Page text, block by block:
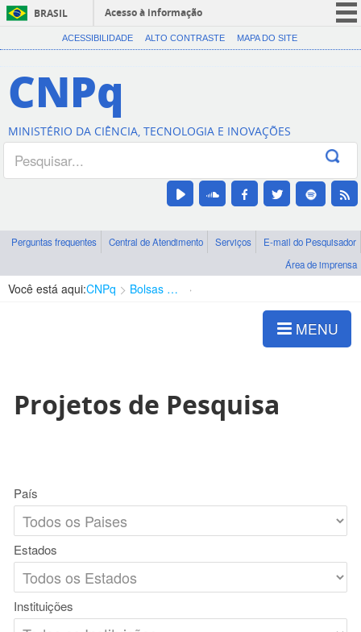
BRASIL
Acesso à informação
CORONAVÍRUS (COVID-19)
Canais
ACESSIBILIDADE ALTO CONTRASTE MAPA DO SITE
CNPq
MINISTÉRIO DA CIÊNCIA, TECNOLOGIA E INOVAÇÕES
Perguntas frequentes Central de Atendimento Serviços
E-mail do Pesquisador
Área de imprensa
Você está aqui:CNPq Bolsas e Auxílios Vigentes
MENU
Projetos de Pesquisa
País
Estados
Instituições